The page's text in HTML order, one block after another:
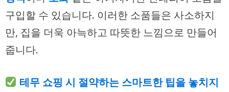
구입할 수 있습니다. 이러한 소품들은 사소하지
만, 집을 더욱 아늑하고 따뜻한 느낌으로 만들어
줍니다.
테무 쇼핑 시 절약하는 스마트한 팁을 놓치지